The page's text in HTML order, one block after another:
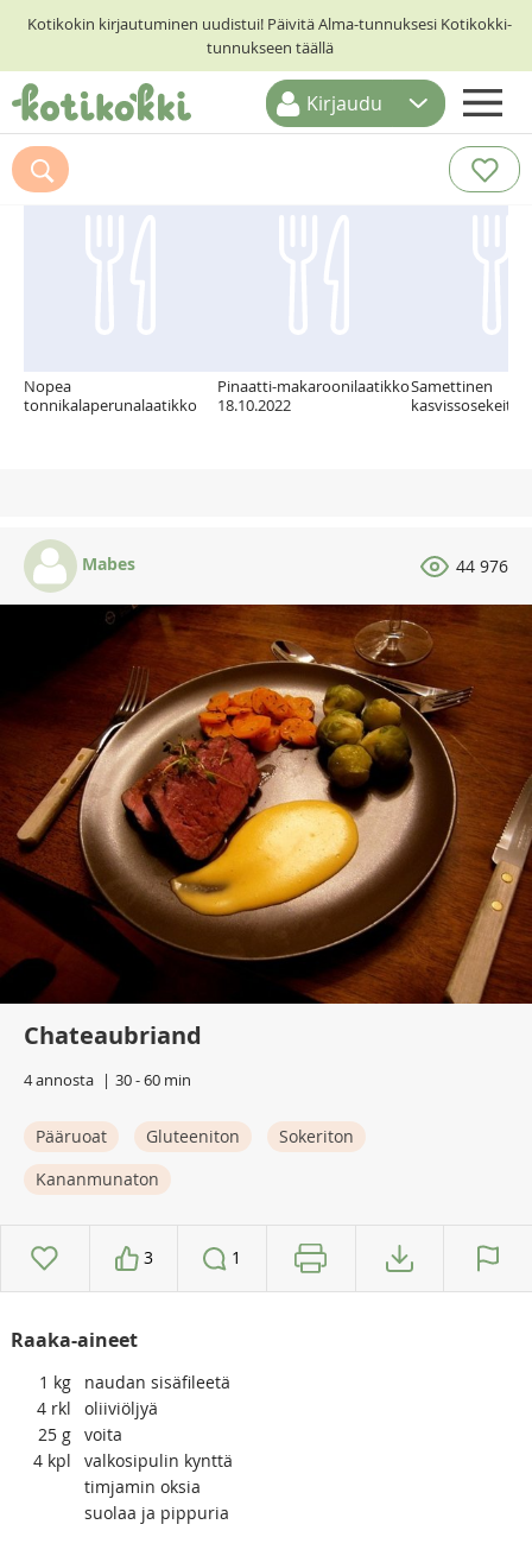
Kotikokin kirjautuminen uudistui! Päivitä Alma-tunnuksesi Kotikokki-
tunnukseen täällä
ETUSIVU
RESEPTIHAKU
Kirjaudu
Suosittelemme myös
Nopea
tonnikalaperunalaatikko
Pinaatti-makaroonilaatikko
18.10.2022
Samettinen
kasvissosekeitto
Mabes 44 976
Chateaubriand
4 annosta 30 - 60 min
Pääruoat Gluteeniton
Sokeriton
Kananmunaton
3 1
Raaka-aineet
1 kg
naudan sisäfileetä
4 rkl
oliiviöljyä
25 g voita
4 kpl
valkosipulin kynttä
timjamin oksia
suolaa ja pippuria